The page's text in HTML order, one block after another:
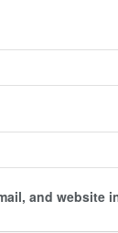
and website